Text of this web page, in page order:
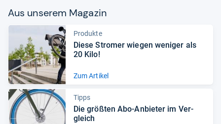
Aus unse­rem Maga­zin
Produkte
Diese Stro­mer wie­gen weni­ger als
20 Kilo!
Zum Artikel
Tipps
Die größ­ten Abo-​Anbie­ter im Ver­
gleich